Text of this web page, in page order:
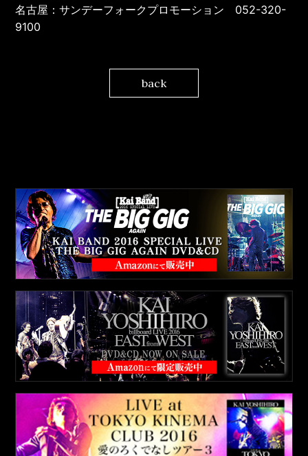
名古屋：サンデーフォークプロモーション 052-320-
9100
back